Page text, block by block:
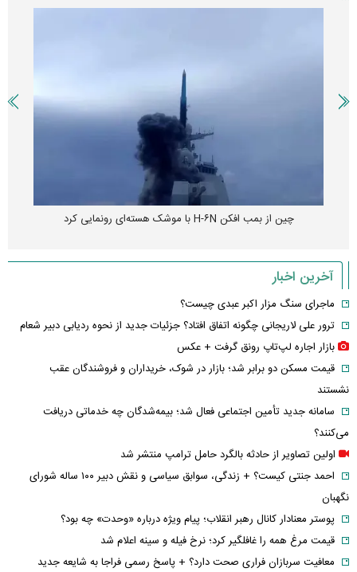
چین از بمب افکن H-۶N با موشک هسته‌ای رونمایی کرد
آخرین اخبار
ماجرای سنگ مزار اکبر عبدی چیست؟
ترور علی لاریجانی چگونه اتفاق افتاد؟ جزئیات جدید از نحوه ردیابی دبیر شعام
بازار اجاره لپ‌تاپ رونق گرفت + عکس
قیمت مسکن دو برابر شد؛ بازار در شوک، خریداران و فروشندگان عقب
نشستند
سامانه جدید تأمین اجتماعی فعال شد؛ بیمه‌شدگان چه خدماتی دریافت
می‌کنند؟
اولین تصاویر از حادثه بالگرد حامل ترامپ منتشر شد
احمد جنتی کیست؟ + زندگی، سوابق سیاسی و نقش دبیر ۱۰۰ ساله شورای
نگهبان
پوستر معنادار کانال رهبر انقلاب؛ پیام ویژه درباره «وحدت» چه بود؟
قیمت مرغ همه را غافلگیر کرد؛ نرخ فیله و سینه اعلام شد
معافیت سربازان فراری صحت دارد؟ + پاسخ رسمی فراجا به شایعه جدید